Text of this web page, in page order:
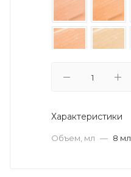
Характеристики
Объем, мл — 8 мл